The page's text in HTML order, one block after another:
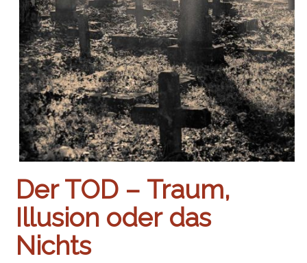
Der TOD – Traum,
Illusion oder das
Nichts